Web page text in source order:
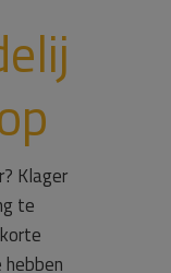
Klager
te